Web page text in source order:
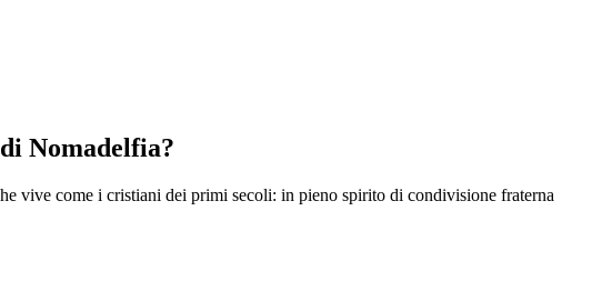
Nomadelfia?
vive come i cristiani dei primi secoli: in pieno spirito di condivisione fraterna